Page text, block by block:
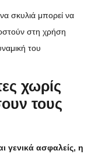
σκυλιά μπορεί να
στη χρήση
του
χωρίς
τους
γενικά ασφαλείς, η